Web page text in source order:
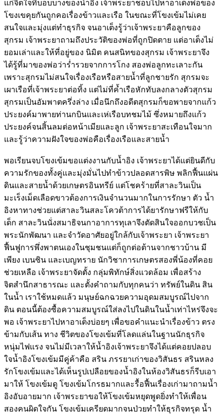
แก่จิตใจที่บอบบางของน้ำอิง เจ้าพระยาชอบไปหาอาเต็งพ่อของ
โขงเขคุยกันถูกคอเรื่องข้าวและเรือ ในขณะที่โขงเข้มไม่เคย
สนใจและมุ่งแต่ทำธุรกิจ จนอาเต็งรู้ว่าเจ้าพระยาคือลูกของ
สุกรม เจ้าพระยาถามถึงประวัติของพ่อที่ถูกปิดตาย แต่อาเต็งไม่
ยอมเล่าและให้ที่อยู่ของ นิมิต คนสนิทของสุกรม เจ้าพระยาจึง
ได้รู้ที่มาของพ่อว่าร่ำรวยจากการโกง สองพ่อลูกทะเลาะกัน
เพราะสุกรมไม่สนใจเรื่องเรือหรือสายน้ำที่ลูกชายรัก สุกรมจะ
เผาเรือที่เจ้าพระยาต่อทิ้ง แต่ไม่ที่ค้ำเรือหักทับลงกลางตัวสุกรม
สุกรมเป็นอัมพาตครึ่งล่าง เมื่อนึกถึงอดีตสุกรมก็ขอพายจากแก้ว
ประยงค์มาพายท่านกบินและเห่เรือบทชมไม้ ซึ่งหมายถึงแก้ว
ประยงค์จนสิ้นลมต่อหน้าเมียและลูก เจ้าพระยาสะเทือนใจมาก
และรู้ว่าความฝังใจของพ่อคือเรื่องเรือและสายน้ำ
พอเรียนจบโขงเข้มขอแต่งงานกับน้ำอิง เจ้าพระยาได้แต่ยินดีกับ
ความรักของทั้งคู่และมุ่งมั่นไปทำข้าวปลอดสารพิษ พลิกฟื้นแผ่น
ดินและสายน้ำด้วยเกษตรอินทรีย์ แต่โชคร้ายที่สาละวินเป็น
มะเร็งเม็ดเลือดขาวต้องการเงินจำนวนมากในการรักษา ตัว น้ำ
อิงหาทางช่วยแต่สาละวินสละโควต้าการได้ยารักษาฟรีให้กับ
เด็ก สาละวินนั่งสมาธิจนกาอาการทุเลาจึงตัดสินใจออกบวชเป็น
พระนักพัฒนา และจำวัดอาศัยอยู่ใกล้กับเจ้าพระยา เจ้าพระยา
ฟื้นฟูการพึ่งพาตนเองในชุมชนแต่ก็ถูกต่อต้านจากชาวบ้าน มี
เพียง เบนซิน และเบญทราย นักวิชาการเกษตรสองพี่น้องที่คอย
ช่วยเหลือ เจ้าพระยาจัดตั้ง กลุ่มพิทักษ์สิ่งแวดล้อม เพื่อสร้าง
จิตสำนึกสาธารณะ และตั้งคำถามกับทุกคนว่า ทรัพย์ในดิน สิน
ในน้ำ เราใช้หมดแล้ว มนุษย์ฉกฉวยความอุดมสมบูรณ์ไปจาก
ดิน ตอนนี้ต้องซื้อความสมบูรณ์ใส่ลงไปในดินในน้ำเท่าไหร่จึงจะ
พอ เจ้าพระยาไปหาอาเต็งบ่อยๆ เพื่อขอคำแนะนำเรื่องข้าว ตรง
ข้ามกับเส้น ทาง ชีวิตของโขงเข้มที่โลดแล่นในฐานนักธุรกิจ
หนุ่มไฟแรง จนไม่มีเวลาให้น้ำอิงเจ้าพระยาจึงได้แต่คอยปลอบ
ใจน้ำอิงโขงเข้มมีคู่ค้าคือ สริน ภรรยาเก่าของวิสันธร สรินหลง
รักโขงเข้มและได้เห็นรูปเปลือยของน้ำอิงในห้องวิสันธรก็รีบเอา
มาให้ โขงเข้มดู โขงเข้มโกรธมากและรื้อฟื้นเรื่องเก่ามาถามน้ำ
อิงอับอายมาก เจ้าพระยาขอให้โขงเข้มหยุดพูดยิ่งทำให้เพื่อน
สองคนผิดใจกัน โขงเข้มเครียดมากจนป่วยทำให้ธุรกิจทรุด น้ำ